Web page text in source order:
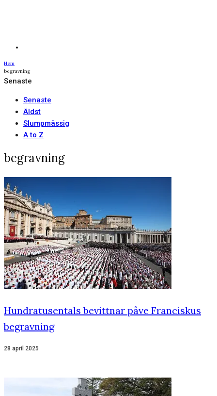
Hem
begravning
Senaste
Senaste
Äldst
Slumpmässig
A to Z
begravning
Hundratusentals bevittnar påve Franciskus
begravning
28 april 2025